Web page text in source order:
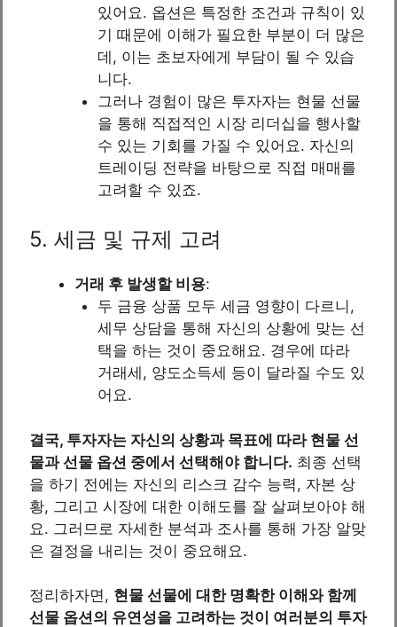
있어요. 옵션은 특정한 조건과 규칙이 있
기 때문에 이해가 필요한 부분이 더 많은
데, 이는 초보자에게 부담이 될 수 있습
니다.
그러나 경험이 많은 투자자는 현물 선물
을 통해 직접적인 시장 리더십을 행사할
수 있는 기회를 가질 수 있어요. 자신의
트레이딩 전략을 바탕으로 직접 매매를
고려할 수 있죠.
5. 세금 및 규제 고려
거래 후 발생할 비용:
두 금융 상품 모두 세금 영향이 다르니,
세무 상담을 통해 자신의 상황에 맞는 선
택을 하는 것이 중요해요. 경우에 따라
거래세, 양도소득세 등이 달라질 수도 있
어요.
결국, 투자자는 자신의 상황과 목표에 따라 현물 선
물과 선물 옵션 중에서 선택해야 합니다. 최종 선택
을 하기 전에는 자신의 리스크 감수 능력, 자본 상
황, 그리고 시장에 대한 이해도를 잘 살펴보아야 해
요. 그러므로 자세한 분석과 조사를 통해 가장 알맞
은 결정을 내리는 것이 중요해요.
정리하자면, 현물 선물에 대한 명확한 이해와 함께
선물 옵션의 유연성을 고려하는 것이 여러분의 투자